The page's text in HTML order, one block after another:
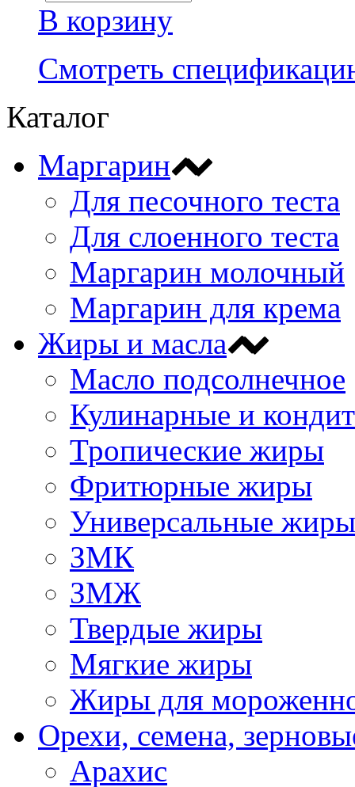
В корзину
Смотреть
Каталог
Маргарин
Для песочного теста
Для слоенного теста
Маргарин молочный
Маргарин для крема
Жиры и масла
Масло подсолнечное
Кулинарные и
Тропические жиры
Фритюрные жиры
Универсальные жиры
ЗМК
ЗМЖ
Твердые жиры
Мягкие жиры
Жиры для
Орехи, семена,
Арахис